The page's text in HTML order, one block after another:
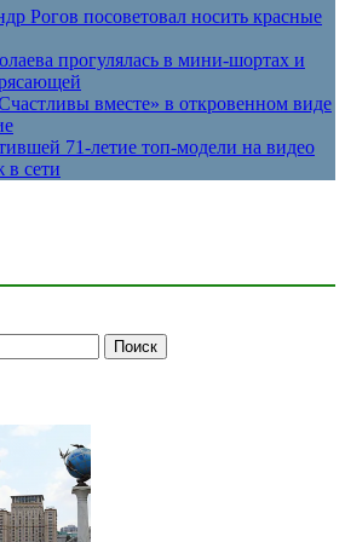
Рогов посоветовал носить красные
прогулялась в мини-шортах и
вместе» в откровенном виде
71-летие топ-модели на видео
в сети